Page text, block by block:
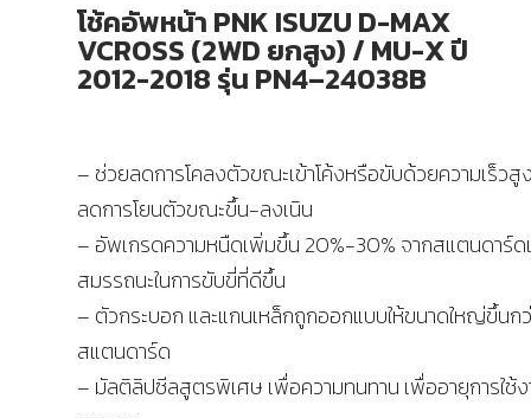
โช้คอัพหน้า PNK ISUZU D-MAX
VCROSS (2WD ยกสูง) / MU-X ปี
2012-2018 รุ่น PN4–24038B
– ช่วยลดการโคลงตัวขณะเข้าโค้งหรือขับด้วยความเร็วสู
ลดการโยนตัวขณะขึ้น-ลงเนิน
– อัพเกรดความหนืดเพิ่มขึ้น 20%-30% จากสแตนดาร์
สมรรถนะในการขับขี่ที่ดีขึ้น
– ตัวกระบอก และแกนเหล็กถูกออกแบบให้ขนาดใหญ่ขึ้นก
สแตนดาร์ด
– มัลติลิปซีลสูตรพิเศษ เพื่อความทนทาน เพื่ออายุการใช้